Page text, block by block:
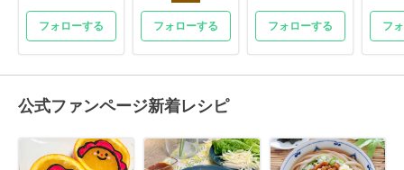
フォローする フォローする フォローする フ
公式ファンページ新着レシピ